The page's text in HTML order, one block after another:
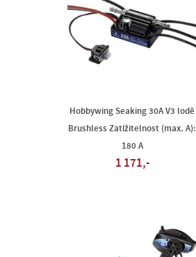
Hobbywing Seaking 30A V3 lodě
Brushless Zatížitelnost (max. A):
180 A
1 171,-